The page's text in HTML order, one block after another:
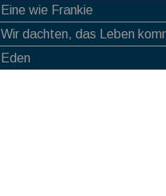
Eine wie Frankie
Wir dachten, das Leben
Eden